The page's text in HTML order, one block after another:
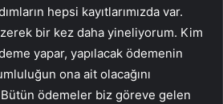
hepsi kayıtlarımızda var.
bir kez daha yineliyorum. Kim
yapar, yapılacak ödemenin
ona ait olacağını
ödemeler biz göreve gelen